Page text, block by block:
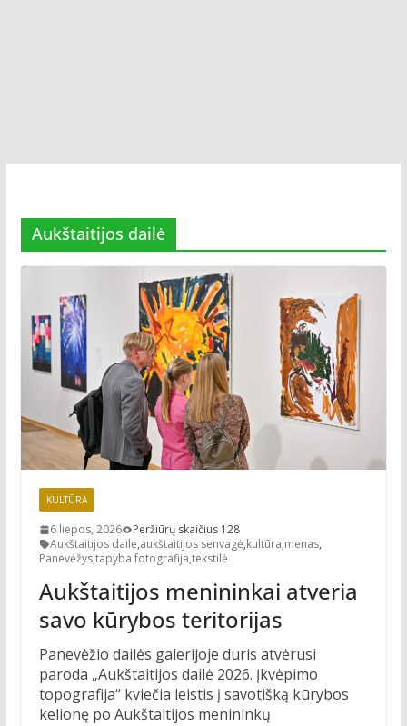
Aukštaitijos dailė
KULTŪRA
6 liepos, 2026
Peržiūrų skaičius 128
Aukštaitijos dailė,aukštaitijos senvagė,kultūra,menas,
Panevėžys,tapyba fotografija,tekstilė
Aukštaitijos menininkai atveria
savo kūrybos teritorijas
Panevėžio dailės galerijoje duris atvėrusi
paroda „Aukštaitijos dailė 2026. Įkvėpimo
topografija“ kviečia leistis į savotišką kūrybos
kelionę po Aukštaitijos menininkų